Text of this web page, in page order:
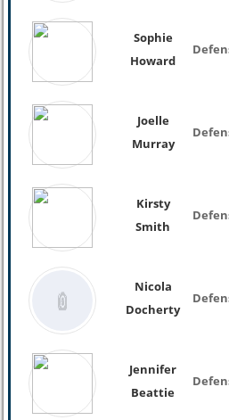
Sophie
Howard
Joelle
Murray
Kirsty
Smith
Nicola
Docherty
Jennifer
Beattie